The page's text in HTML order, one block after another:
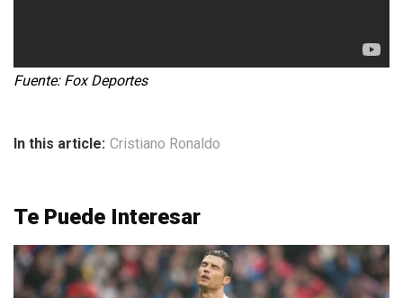
Fuente: Fox Deportes
In this article: Cristiano Ronaldo
Te Puede Interesar